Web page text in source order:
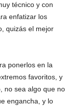
técnico y con
enfatizar los
quizás el mejor
ponerlos en la
favoritos, y
no sea algo que no
engancha, y lo